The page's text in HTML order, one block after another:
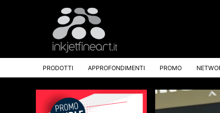
PRODOTTI APPROFONDIMENTI PROMO